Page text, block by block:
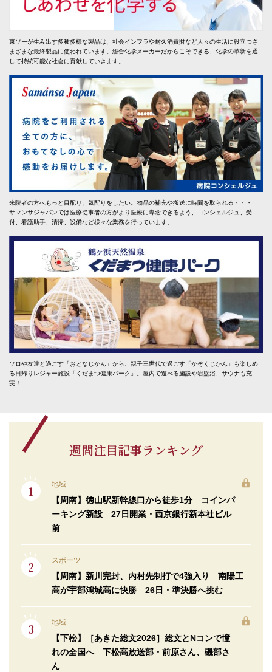
東ソーが生み出す多種多様な製品は、社会インフラや耐久消費財など人々の生活に役立つさ
まざまな最終製品に使われています。総合化学メーカーだからこそできる、化学の革新を通
して持続可能な社会に貢献していきます。
来院者の方へもっと目配り、気配りをしたい。物品の補充や搬送に時間を取られる・・・
サマンサジャパンでは医療従事者の方がより医療に専念できるよう、コンシェルジュ、受
付、看護助手、清掃、設備など様々な業務を行っています。
ソロや友達と過ごす「おとなじかん」から、親子三世代で過ごす「かぞくじかん」も楽しめ
る日帰りレジャー施設「くだまつ健康パーク」。屋内で遊べる施設や岩盤浴、サウナも充
実！
週間注目記事ランキング
地域
【周南】徳山駅新幹線口から徒歩1分 コインパ
ーキング新設 27日開業・西京銀行新本社ビル
前
スポーツ
【周南】新川完封、内村先制打で4強入り 南陽工
高が宇部鴻城高に快勝 26日・準決勝へ挑む
地域
【下松】［あきた総文2026］総文とNコンで憧
れの全国へ 下松高放送部・前原さん、磯部さ
ん